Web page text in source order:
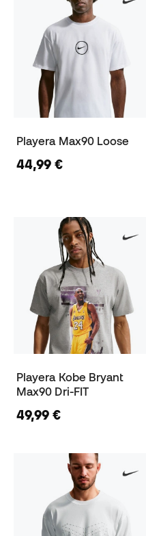
Playera Max90 Loose
44,99 €
Playera Kobe Bryant
Max90 Dri-FIT
49,99 €